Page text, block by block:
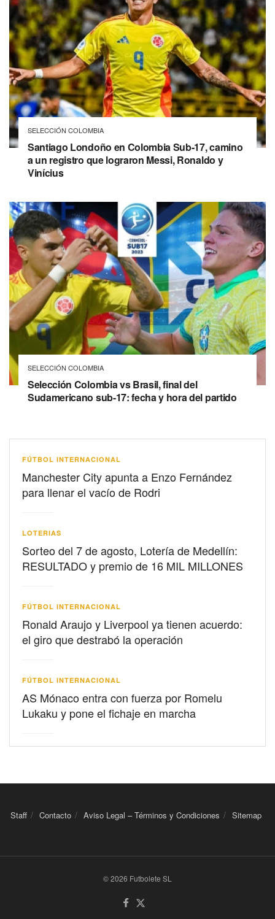
SELECCIÓN COLOMBIA
Santiago Londoño en Colombia Sub-17, camino
a un registro que lograron Messi, Ronaldo y
Vinícius
SELECCIÓN COLOMBIA
Selección Colombia vs Brasil, final del
Sudamericano sub-17: fecha y hora del partido
FÚTBOL INTERNACIONAL
Manchester City apunta a Enzo Fernández
para llenar el vacío de Rodri
LOTERIAS
Sorteo del 7 de agosto, Lotería de Medellín:
RESULTADO y premio de 16 MIL MILLONES
FÚTBOL INTERNACIONAL
Ronald Araujo y Liverpool ya tienen acuerdo:
el giro que destrabó la operación
FÚTBOL INTERNACIONAL
AS Mónaco entra con fuerza por Romelu
Lukaku y pone el fichaje en marcha
Staff Contacto Aviso Legal – Términos y Condiciones Sitemap
© 2026 Futbolete SL